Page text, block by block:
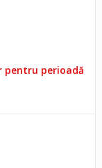
pentru perioadă